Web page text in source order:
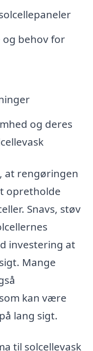
og behov for
og deres
at rengøringen
opretholde
Snavs, støv
investering at
Mange
kan være
lang sigt.
til solcellevask